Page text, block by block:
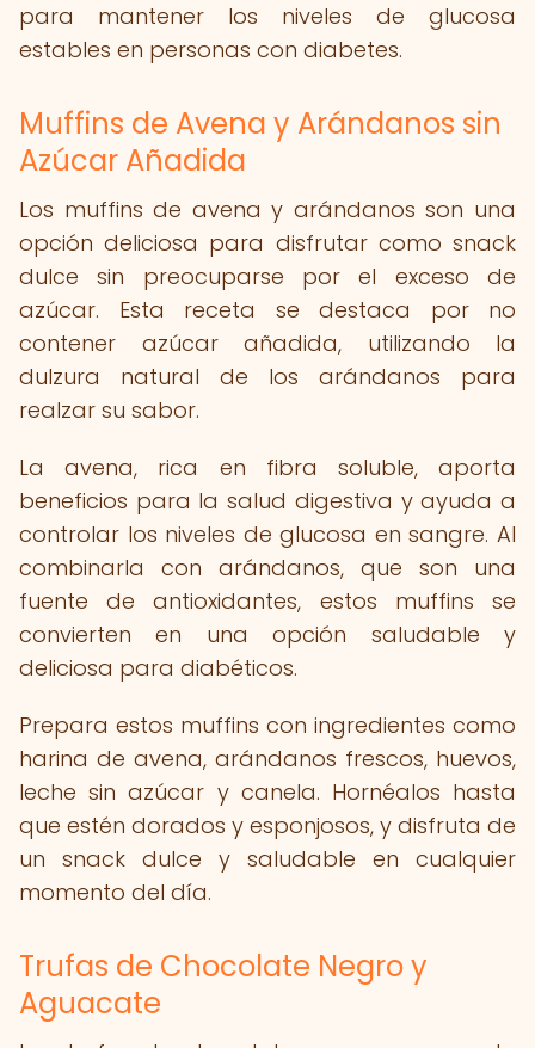
para mantener los niveles de glucosa
estables en personas con diabetes.
Muffins de Avena y Arándanos sin
Azúcar Añadida
Los muffins de avena y arándanos son una
opción deliciosa para disfrutar como snack
dulce sin preocuparse por el exceso de
azúcar. Esta receta se destaca por no
contener azúcar añadida, utilizando la
dulzura natural de los arándanos para
realzar su sabor.
La avena, rica en fibra soluble, aporta
beneficios para la salud digestiva y ayuda a
controlar los niveles de glucosa en sangre. Al
combinarla con arándanos, que son una
fuente de antioxidantes, estos muffins se
convierten en una opción saludable y
deliciosa para diabéticos.
Prepara estos muffins con ingredientes como
harina de avena, arándanos frescos, huevos,
leche sin azúcar y canela. Hornéalos hasta
que estén dorados y esponjosos, y disfruta de
un snack dulce y saludable en cualquier
momento del día.
Trufas de Chocolate Negro y
Aguacate